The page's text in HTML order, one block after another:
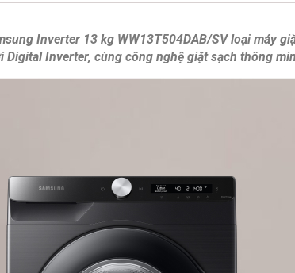
Inverter 13 kg WW13T504DAB/SV loại máy
Digital Inverter, cùng công nghệ giặt sạch thông